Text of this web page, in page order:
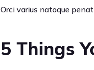
Orci varius natoque
5 Things